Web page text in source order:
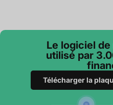
Le logiciel
utilisé par
Télécharger la